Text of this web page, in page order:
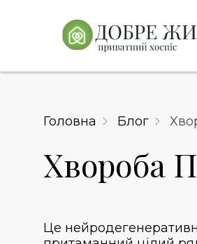
Головна Блог
Хвороба
Це